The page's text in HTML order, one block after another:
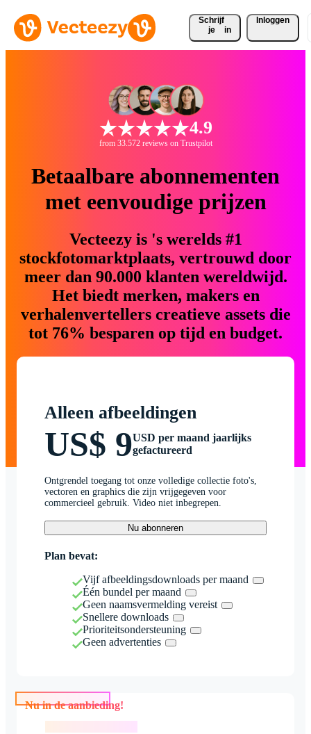
Schrijf
je
in
Inloggen
4.9
from 33.572 reviews on Trustpilot
Betaalbare abonnementen
met eenvoudige prijzen
Vecteezy is 's werelds #1
stockfotomarktplaats, vertrouwd door
meer dan 90.000 klanten wereldwijd.
Het biedt merken, makers en
verhalenvertellers creatieve assets die
tot 76% besparen op tijd en budget.
Alleen afbeeldingen
US$ 9USD per maand jaarlijks
gefactureerd
Ontgrendel toegang tot onze volledige collectie foto's,
vectoren en graphics die zijn vrijgegeven voor
commercieel gebruik. Video niet inbegrepen.
Nu abonneren
Plan bevat:
Vijf afbeeldingsdownloads per maand
Één bundel per maand
Geen naamsvermelding vereist
Snellere downloads
Prioriteitsondersteuning
Geen advertenties
Nu in de aanbieding!